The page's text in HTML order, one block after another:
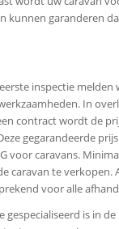
kunnen garanderen
inspectie melden
In
contract wordt de
gegarandeerde
voor caravans.
caravan te verkopen.
voor alle
gespecialiseerd is in